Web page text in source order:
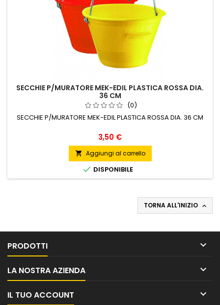
SECCHIE P/MURATORE MEK-EDIL PLASTICA ROSSA DIA.
36 CM
(0)
SECCHIE P/MURATORE MEK-EDIL PLASTICA ROSSA DIA. 36 CM
Prezzo
3,50 €
 Aggiungi al carrello
 DISPONIBILE
TORNA ALL'INIZIO 
PRODOTTI 
LA NOSTRA AZIENDA 
IL TUO ACCOUNT 